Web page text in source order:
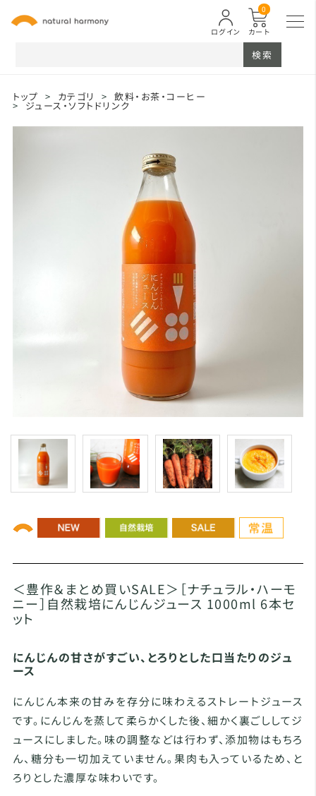
カート
0
ログイン
検索
トップ > カテゴリ > 飲料・お茶・コーヒー
> ジュース・ソフトドリンク
＜豊作＆まとめ買いSALE＞［ナチュラル・ハーモ
ニー］自然栽培にんじんジュース 1000ml 6本セ
ット
にんじんの甘さがすごい、とろりとした口当たりのジュ
ース
にんじん本来の甘みを存分に味わえるストレートジュース
です。にんじんを蒸して柔らかくした後、細かく裏ごししてジ
ュースにしました。味の調整などは行わず、添加物はもちろ
ん、糖分も一切加えていません。果肉も入っているため、と
ろりとした濃厚な味わいです。